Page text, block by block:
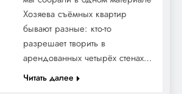
Хозяева съёмных квартир
бывают разные: кто-то
разрешает творить в
арендованных четырёх стенах…
Читать далее